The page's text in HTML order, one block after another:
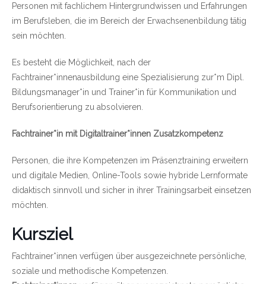
Personen mit fachlichem Hintergrundwissen und Erfahrungen
im Berufsleben, die im Bereich der Erwachsenenbildung tätig
sein möchten.
Es besteht die Möglichkeit, nach der
Fachtrainer*innenausbildung eine Spezialisierung zur*m Dipl.
Bildungsmanager*in und Trainer*in für Kommunikation und
Berufsorientierung zu absolvieren.
Fachtrainer*in mit Digitaltrainer*innen Zusatzkompetenz
Personen, die ihre Kompetenzen im Präsenztraining erweitern
und digitale Medien, Online-Tools sowie hybride Lernformate
didaktisch sinnvoll und sicher in ihrer Trainingsarbeit einsetzen
möchten.
Kursziel
Fachtrainer*innen verfügen über ausgezeichnete persönliche,
soziale und methodische Kompetenzen.